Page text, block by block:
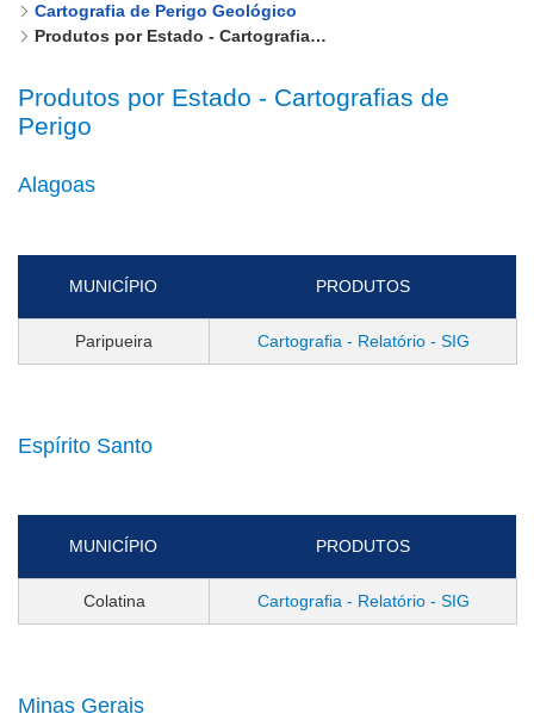
Cartografia de Perigo Geológico
Produtos por Estado - Cartografias de Perigo
Produtos por Estado - Cartografias de
Perigo
Alagoas
MUNICÍPIO PRODUTOS
Paripueira Cartografia - Relatório - SIG
Espírito Santo
MUNICÍPIO PRODUTOS
Colatina Cartografia - Relatório - SIG
Minas Gerais